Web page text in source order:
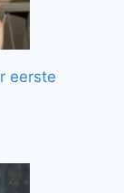
eerste